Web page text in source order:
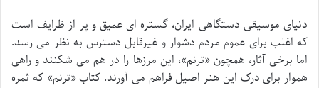
دنیای موسیقی دستگاهی ایران، گستره ای عمیق و پر از ظرایف است
که اغلب برای عموم مردم دشوار و غیرقابل دسترس به نظر می رسد.
اما برخی آثار، همچون «ترنم»، این مرزها را در هم می شکنند و راهی
هموار برای درک این هنر اصیل فراهم می آورند. کتاب «ترنم» که ثمره